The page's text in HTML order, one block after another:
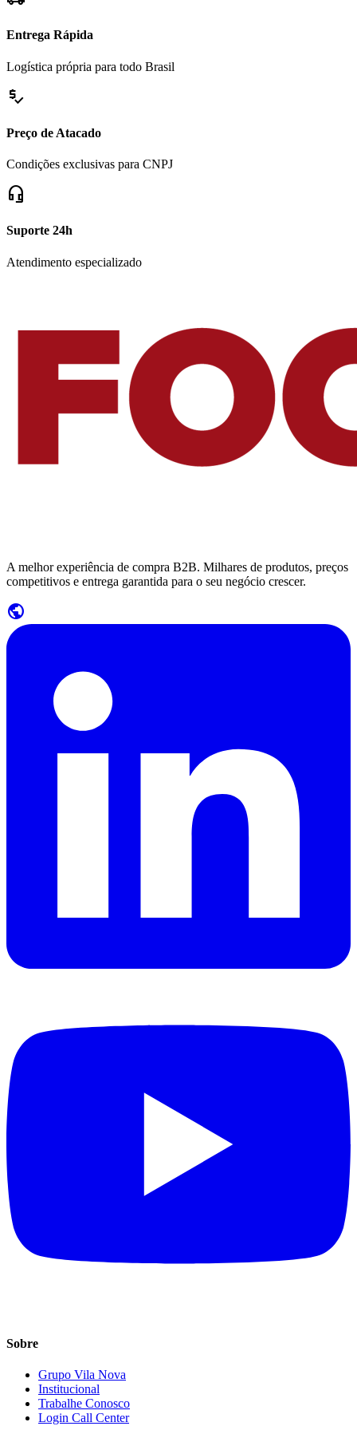
Entrega Rápida
Logística própria para todo Brasil
price_check
Preço de Atacado
Condições exclusivas para CNPJ
headset_mic
Suporte 24h
Atendimento especializado
A melhor experiência de compra B2B. Milhares de produtos, preços
competitivos e entrega garantida para o seu negócio crescer.
public
Sobre
Grupo Vila Nova
Institucional
Trabalhe Conosco
Login Call Center